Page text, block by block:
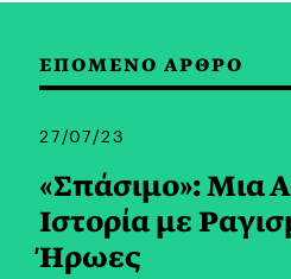
ΕΠΟΜΕΝΟ ΑΡΘΡΟ
27/07/23
«Σπάσιμο»: Μια
Ιστορία με
Ήρωες